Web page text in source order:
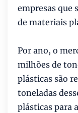
empresas que
de materiais
Por ano, o
milhões de
plásticas são
toneladas
plásticas para